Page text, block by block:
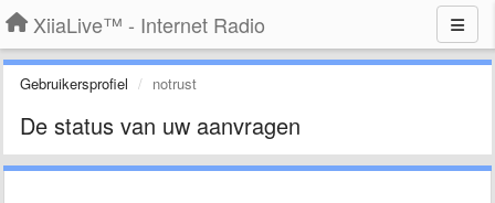
XiiaLive™ - Internet Radio
Gebruikersprofiel notrust
De status van uw aanvragen